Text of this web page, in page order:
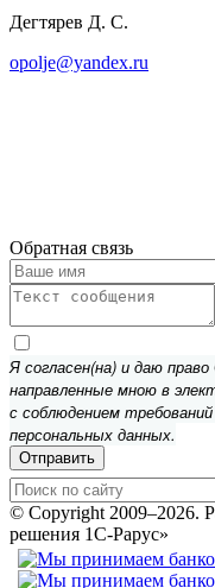
Дегтярев Д. С.
opolje@yandex.ru
Обратная связь
Я согласен(на) и даю
направленные мною в
с соблюдением
персональных данных.
Отправить
© Copyright 2009–2026.
решения 1С-Рарус»